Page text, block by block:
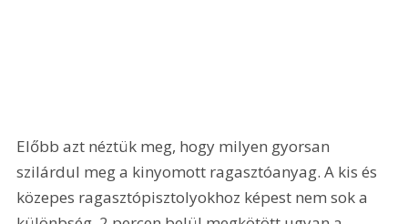
Előbb azt néztük meg, hogy milyen gyorsan
szilárdul meg a kinyomott ragasztóanyag. A kis és
közepes ragasztópisztolyokhoz képest nem sok a